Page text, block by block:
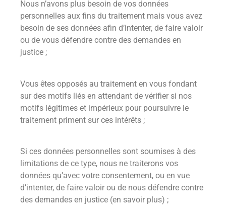
Nous n’avons plus besoin de vos données
personnelles aux fins du traitement mais vous avez
besoin de ses données afin d’intenter, de faire valoir
ou de vous défendre contre des demandes en
justice ;
Vous êtes opposés au traitement en vous fondant
sur des motifs liés en attendant de vérifier si nos
motifs légitimes et impérieux pour poursuivre le
traitement priment sur ces intérêts ;
Si ces données personnelles sont soumises à des
limitations de ce type, nous ne traiterons vos
données qu’avec votre consentement, ou en vue
d’intenter, de faire valoir ou de nous défendre contre
des demandes en justice (en savoir plus) ;